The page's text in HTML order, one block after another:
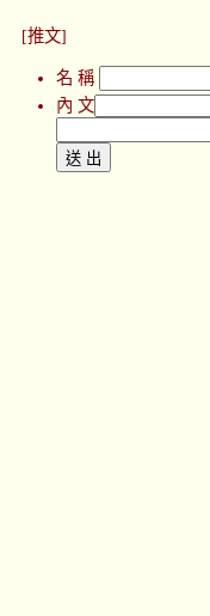
[推文]
名 稱
內 文